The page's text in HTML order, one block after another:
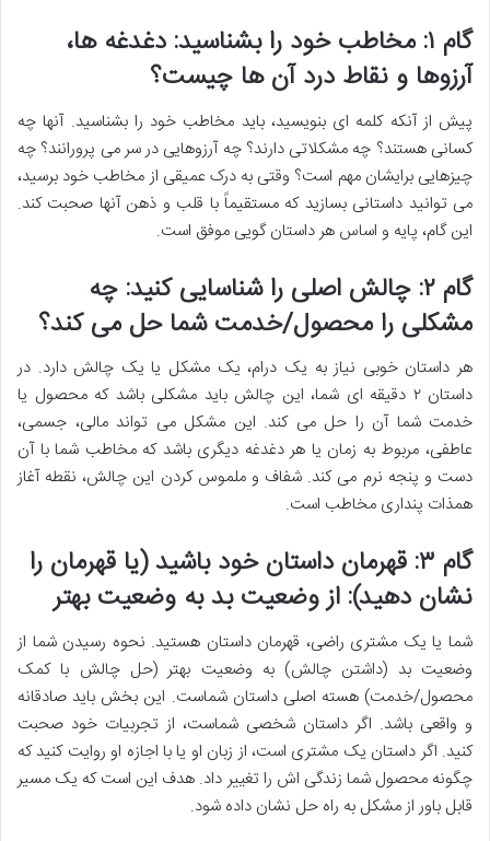
گام ۱: مخاطب خود را بشناسید: دغدغه ها،
آرزوها و نقاط درد آن ها چیست؟
پیش از آنکه کلمه ای بنویسید، باید مخاطب خود را بشناسید. آنها چه
کسانی هستند؟ چه مشکلاتی دارند؟ چه آرزوهایی در سر می پرورانند؟ چه
چیزهایی برایشان مهم است؟ وقتی به درک عمیقی از مخاطب خود برسید،
می توانید داستانی بسازید که مستقیماً با قلب و ذهن آنها صحبت کند.
این گام، پایه و اساس هر داستان گویی موفق است.
گام ۲: چالش اصلی را شناسایی کنید: چه
مشکلی را محصول/خدمت شما حل می کند؟
هر داستان خوبی نیاز به یک درام، یک مشکل یا یک چالش دارد. در
داستان ۲ دقیقه ای شما، این چالش باید مشکلی باشد که محصول یا
خدمت شما آن را حل می کند. این مشکل می تواند مالی، جسمی،
عاطفی، مربوط به زمان یا هر دغدغه دیگری باشد که مخاطب شما با آن
دست و پنجه نرم می کند. شفاف و ملموس کردن این چالش، نقطه آغاز
همذات پنداری مخاطب است.
گام ۳: قهرمان داستان خود باشید (یا قهرمان را
نشان دهید): از وضعیت بد به وضعیت بهتر
شما یا یک مشتری راضی، قهرمان داستان هستید. نحوه رسیدن شما از
وضعیت بد (داشتن چالش) به وضعیت بهتر (حل چالش با کمک
محصول/خدمت) هسته اصلی داستان شماست. این بخش باید صادقانه
و واقعی باشد. اگر داستان شخصی شماست، از تجربیات خود صحبت
کنید. اگر داستان یک مشتری است، از زبان او یا با اجازه او روایت کنید که
چگونه محصول شما زندگی اش را تغییر داد. هدف این است که یک مسیر
قابل باور از مشکل به راه حل نشان داده شود.